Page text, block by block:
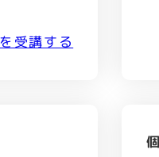
受講する